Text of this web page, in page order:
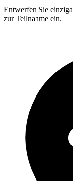
Entwerfen Sie
zur Teilnahme ein.